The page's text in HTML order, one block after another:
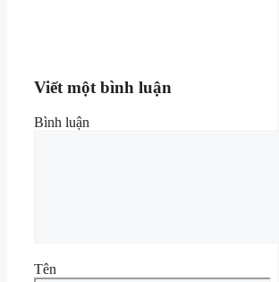
Viết một bình luận
Bình luận
Tên